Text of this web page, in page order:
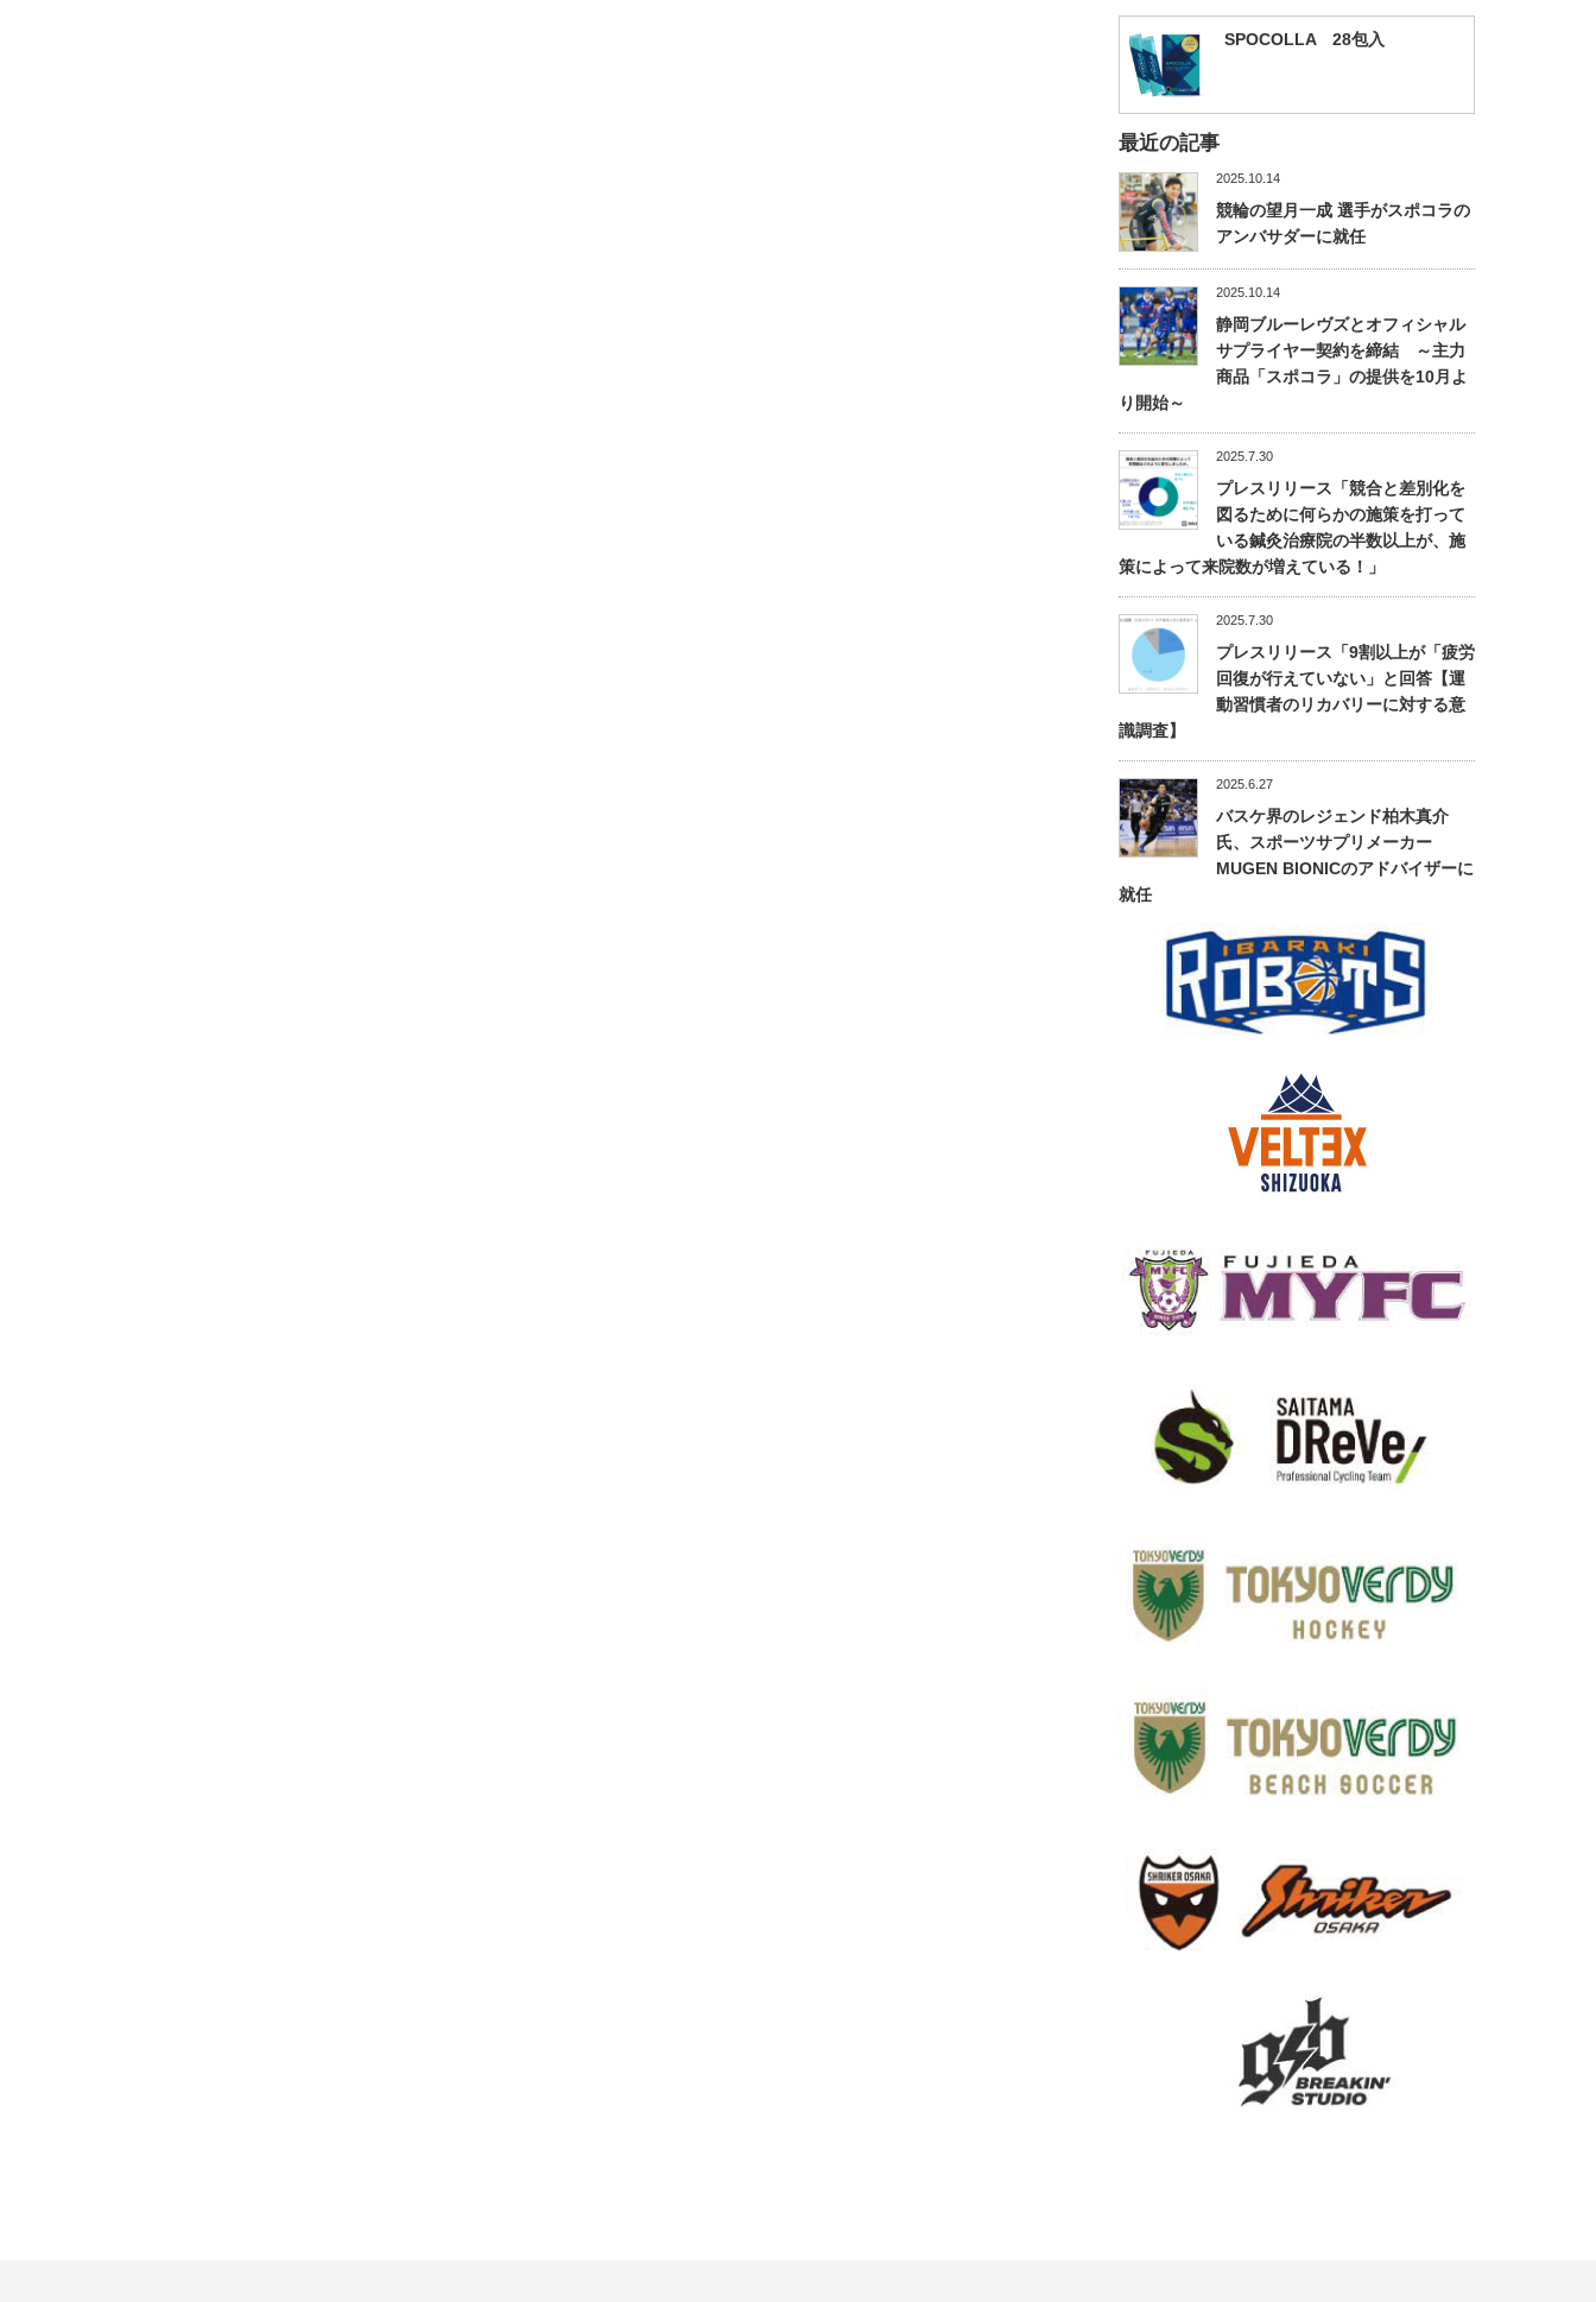
SPOCOLLA 28包入
最近の記事
2025.10.14
競輪の望月一成 選手がスポコラの
アンバサダーに就任
2025.10.14
静岡ブルーレヴズとオフィシャル
サプライヤー契約を締結 ～主力
商品「スポコラ」の提供を10月よ
り開始～
2025.7.30
プレスリリース「競合と差別化を
図るために何らかの施策を打って
いる鍼灸治療院の半数以上が、施
策によって来院数が増えている！」
2025.7.30
プレスリリース「9割以上が「疲労
回復が行えていない」と回答【運
動習慣者のリカバリーに対する意
識調査】
2025.6.27
バスケ界のレジェンド柏木真介
氏、スポーツサプリメーカー
MUGEN BIONICのアドバイザーに
就任